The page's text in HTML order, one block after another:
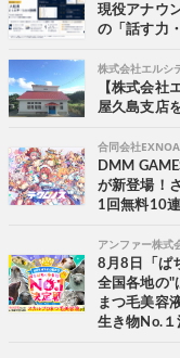
現役アナウ
の「話す力
株式会社エルシ
【株式会社
屋久島支店
合同会社EXNOA
DMM
が新登場！
1回無料10
アンファー株式
8月8日「ぱ
全国各地の"
まつ毛美容
生き物No.